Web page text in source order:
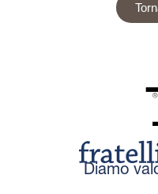
Diamo